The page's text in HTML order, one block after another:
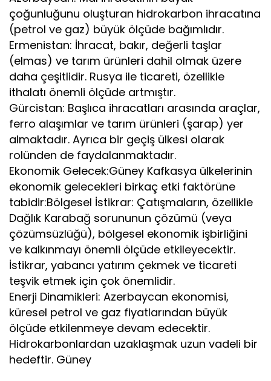
çoğunluğunu oluşturan hidrokarbon ihracatına
(petrol ve gaz) büyük ölçüde bağımlıdır.
Ermenistan: İhracat, bakır, değerli taşlar
(elmas) ve tarım ürünleri dahil olmak üzere
daha çeşitlidir. Rusya ile ticareti, özellikle
ithalatı önemli ölçüde artmıştır.
Gürcistan: Başlıca ihracatları arasında araçlar,
ferro alaşımlar ve tarım ürünleri (şarap) yer
almaktadır. Ayrıca bir geçiş ülkesi olarak
rolünden de faydalanmaktadır.
Ekonomik Gelecek:Güney Kafkasya ülkelerinin
ekonomik gelecekleri birkaç etki faktörüne
tabidir:Bölgesel İstikrar: Çatışmaların, özellikle
Dağlık Karabağ sorununun çözümü (veya
çözümsüzlüğü), bölgesel ekonomik işbirliğini
ve kalkınmayı önemli ölçüde etkileyecektir.
İstikrar, yabancı yatırım çekmek ve ticareti
teşvik etmek için çok önemlidir.
Enerji Dinamikleri: Azerbaycan ekonomisi,
küresel petrol ve gaz fiyatlarından büyük
ölçüde etkilenmeye devam edecektir.
Hidrokarbonlardan uzaklaşmak uzun vadeli bir
hedeftir. Güney